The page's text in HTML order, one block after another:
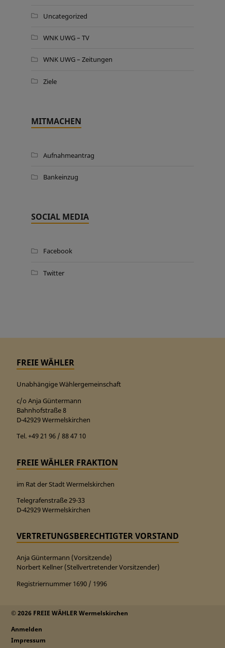
Uncategorized
WNK UWG – TV
WNK UWG – Zeitungen
Ziele
MITMACHEN
Aufnahmeantrag
Bankeinzug
SOCIAL MEDIA
Facebook
Twitter
FREIE WÄHLER
Unabhängige Wählergemeinschaft
c/o Anja Güntermann
Bahnhofstraße 8
D-42929 Wermelskirchen
Tel. +49 21 96 / 88 47 10
FREIE WÄHLER FRAKTION
im Rat der Stadt Wermelskirchen
Telegrafenstraße 29-33
D-42929 Wermelskirchen
VERTRETUNGSBERECHTIGTER VORSTAND
Anja Güntermann (Vorsitzende)
Norbert Kellner (Stellvertretender Vorsitzender)
Registriernummer 1690 / 1996
© 2026 FREIE WÄHLER Wermelskirchen
Anmelden
Impressum